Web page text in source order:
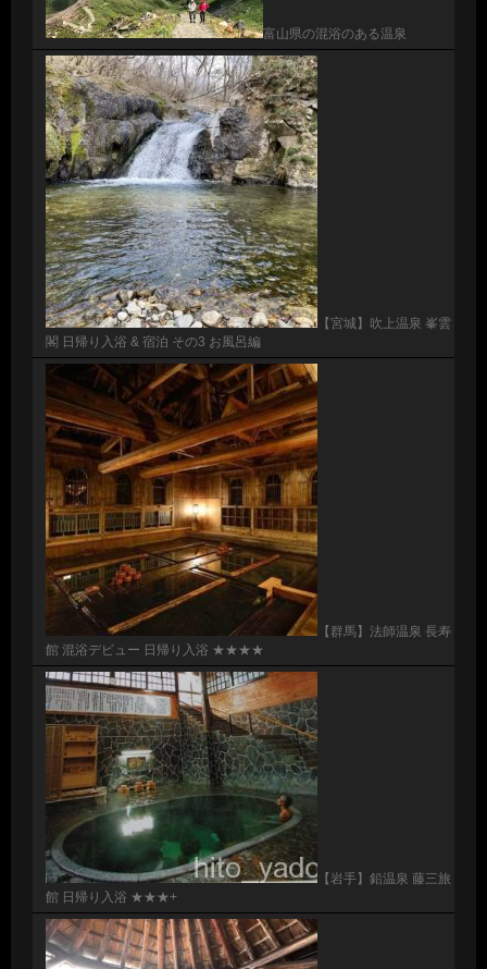
富山県の混浴のある温泉
【宮城】吹上温泉 峯雲
閣 日帰り入浴 & 宿泊 その3 お風呂編
【群馬】法師温泉 長寿
館 混浴デビュー 日帰り入浴 ★★★★
【岩手】鉛温泉 藤三旅
館 日帰り入浴 ★★★+